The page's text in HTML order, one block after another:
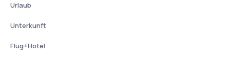
Urlaub
Unterkunft
Flug+Hotel